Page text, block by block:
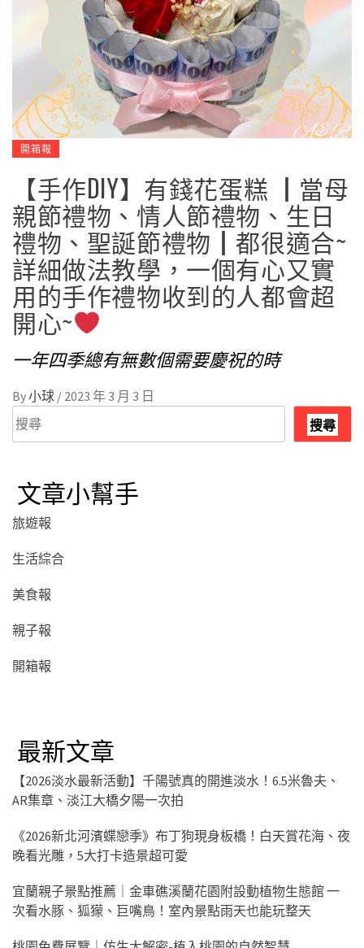
開箱報
【手作DIY】有錢花蛋糕 ┃當母
親節禮物、情人節禮物、生日
禮物、聖誕節禮物┃都很適合~
詳細做法教學，一個有心又實
用的手作禮物收到的人都會超
開心~
一年四季總有無數個需要慶祝的時
By小球 / 2023 年 3 月 3 日
搜
尋
搜尋
文章小幫手
旅遊報
生活綜合
美食報
親子報
開箱報
最新文章
【2026淡水最新活動】千陽號真的開進淡水！6.5米魯夫、
AR集章、淡江大橋夕陽一次拍
《2026新北河濱蝶戀季》布丁狗現身板橋！白天賞花海、夜
晚看光雕，5大打卡造景超可愛
宜蘭親子景點推薦｜金車礁溪蘭花園附設動植物生態館 一
次看水豚、狐獴、巨嘴鳥！室內景點雨天也能玩整天